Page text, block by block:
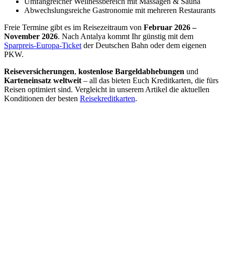
Abwechslungsreiche Gastronomie mit mehreren Restaurants
Freie Termine gibt es im Reisezeitraum von Februar 2026 –
November 2026. Nach Antalya kommt Ihr günstig mit dem
Sparpreis-Europa-Ticket der Deutschen Bahn oder dem eigenen
PKW.
Reiseversicherungen, kostenlose Bargeldabhebungen und
Karteneinsatz weltweit – all das bieten Euch Kreditkarten, die fürs
Reisen optimiert sind. Vergleicht in unserem Artikel die aktuellen
Konditionen der besten Reisekreditkarten.